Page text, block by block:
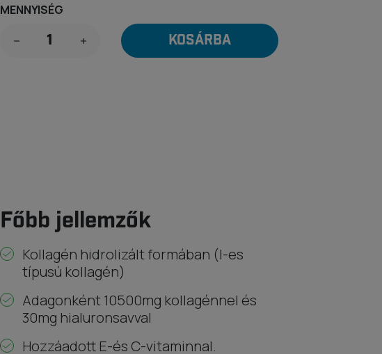
MENNYISÉG
KOSÁRBA
Főbb jellemzők
Kollagén hidrolizált formában (I-es
típusú kollagén)
Adagonként 10500mg kollagénnel és
30mg hialuronsavval
Hozzáadott E-és C-vitaminnal.